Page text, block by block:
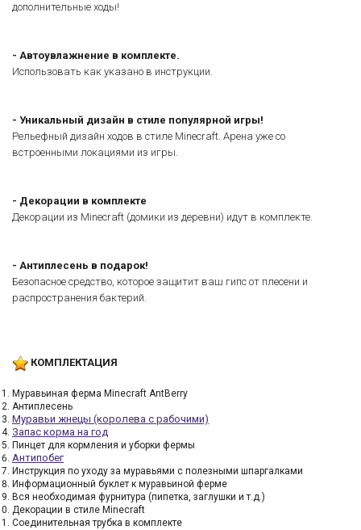
дополнительные ходы!
- Автоувлажнение в комплекте.
Использовать как указано в инструкции.
- Уникальный дизайн в стиле популярной игры!
Рельефный дизайн ходов в стиле Minecraft. Арена уже со
встроенными локациями из игры.
- Декорации в комплекте
Декорации из Minecraft (домики из деревни) идут в комплекте.
- Антиплесень в подарок!
Безопасное средство, которое защитит ваш гипс от плесени и
распространения бактерий.
КОМПЛЕКТАЦИЯ
Муравьиная ферма Minecraft AntBerry
Антиплесень
Муравьи жнецы (королева с рабочими)
Запас корма на год
Пинцет для кормления и уборки фермы
Антипобег
Инструкция по уходу за муравьями с полезными шпаргалками
Информационный буклет к муравьиной ферме
Вся необходимая фурнитура (пипетка, заглушки и т.д.)
Декорации в стиле Minecraft
Соединительная трубка в комплекте